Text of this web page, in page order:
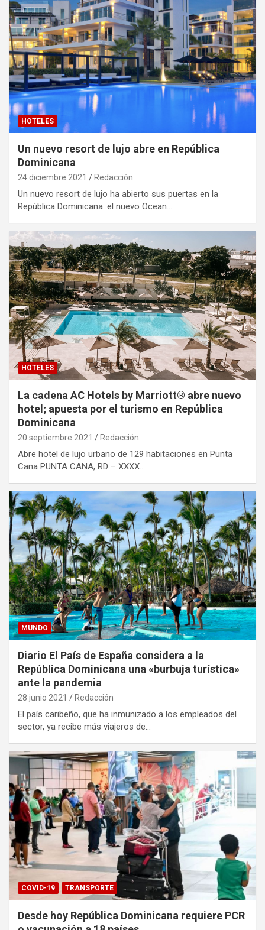
HOTELES
Un nuevo resort de lujo abre en República
Dominicana
24 diciembre 2021 Redacción
Un nuevo resort de lujo ha abierto sus puertas en la
República Dominicana: el nuevo Ocean…
HOTELES
La cadena AC Hotels by Marriott® abre nuevo
hotel; apuesta por el turismo en República
Dominicana
20 septiembre 2021 Redacción
Abre hotel de lujo urbano de 129 habitaciones en Punta
Cana PUNTA CANA, RD – XXXX…
MUNDO
Diario El País de España considera a la
República Dominicana una «burbuja turística»
ante la pandemia
28 junio 2021 Redacción
El país caribeño, que ha inmunizado a los empleados del
sector, ya recibe más viajeros de…
COVID-19 TRANSPORTE
Desde hoy República Dominicana requiere PCR